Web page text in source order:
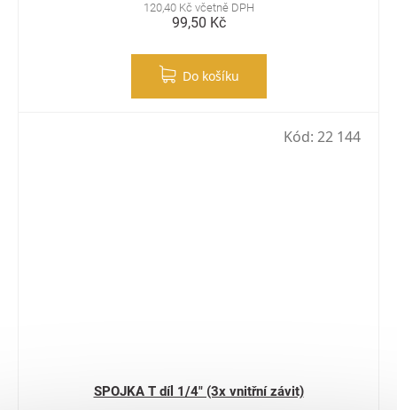
120,40 Kč včetně DPH
99,50 Kč
Do košíku
SPOJKA T díl 1/4" (3x vnitřní závit)
Kód: 22 144